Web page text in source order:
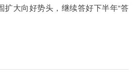
扩大向好势头，继续答好下半年“答